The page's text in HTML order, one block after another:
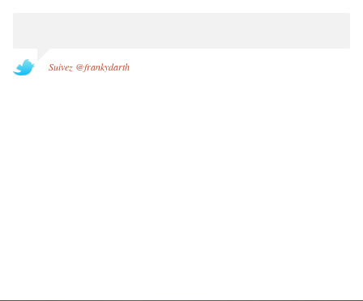
Suivez @frankydarth